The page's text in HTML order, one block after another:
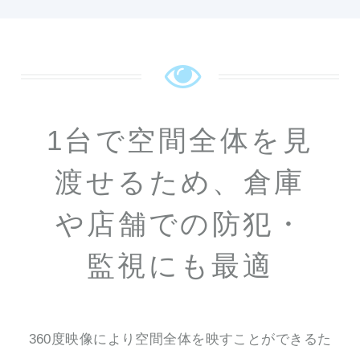
1台で空間全体を見
渡せるため、倉庫
や店舗での防犯・
監視にも最適
360度映像により空間全体を映すことができるた